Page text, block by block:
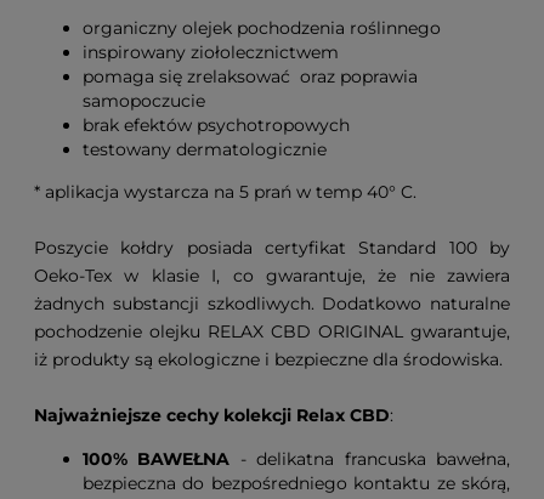
organiczny olejek pochodzenia roślinnego
inspirowany ziołolecznictwem
pomaga się zrelaksować oraz poprawia
samopoczucie
brak efektów psychotropowych
testowany dermatologicznie
* aplikacja wystarcza na 5 prań w temp 40° C.
Poszycie kołdry posiada certyfikat Standard 100 by
Oeko-Tex w klasie I, co gwarantuje, że nie zawiera
żadnych substancji szkodliwych. Dodatkowo naturalne
pochodzenie olejku RELAX CBD ORIGINAL gwarantuje,
iż produkty są ekologiczne i bezpieczne dla środowiska.
Najważniejsze cechy kolekcji Relax CBD:
100% BAWEŁNA - delikatna francuska bawełna,
bezpieczna do bezpośredniego kontaktu ze skórą,